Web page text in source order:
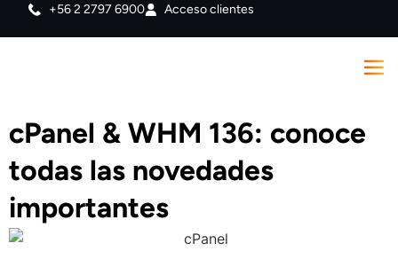
+56 2 2797 6900 Acceso clientes
cPanel & WHM 136: conoce
todas las novedades
importantes